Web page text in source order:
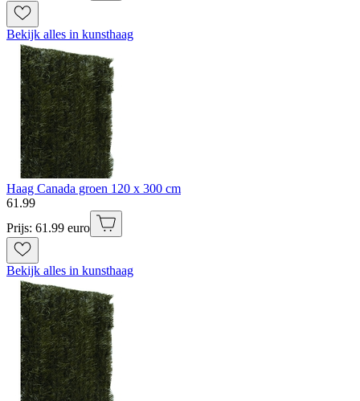
Bekijk alles in kunsthaag
Haag Canada groen 120 x 300 cm
61 .99
Prijs: 61.99 euro
Bekijk alles in kunsthaag